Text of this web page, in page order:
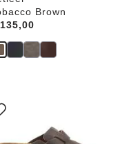
Brown